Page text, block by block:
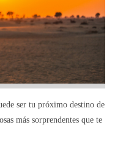
ser tu próximo destino de
más sorprendentes que te